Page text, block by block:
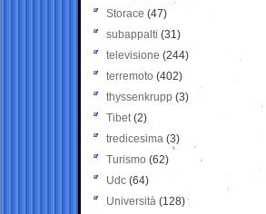
Storace (47)
subappalti (31)
televisione(244)
terremoto (402)
thyssenkrupp (3)
Tibet(2)
tredicesima (3)
Turismo (62)
Udc (64)
Università (128)